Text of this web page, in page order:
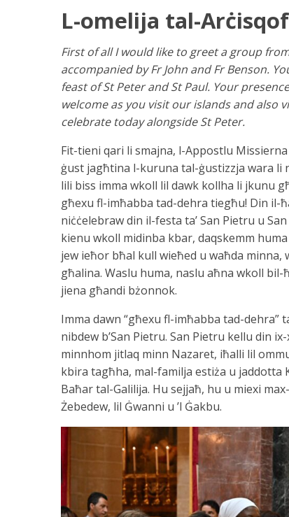
L-omelija tal-
First of all I would like to greet a group
accompanied by Fr John and Fr Benson.
feast of St Peter and St Paul. Your
welcome as you visit our islands and also
celebrate today alongside St Peter.
Fit-tieni qari li smajna, l-Appostlu
ġust jagħtina l-kuruna tal-ġustizzja wara li
lili biss imma wkoll lil dawk kollha li jkunu
għexu fl-imħabba tad-dehra tiegħu! Din
niċċelebraw din il-festa ta’ San Pietru u
kienu wkoll midinba kbar, daqskemm
jew ieħor bħal kull wieħed u waħda minna,
għalina. Waslu huma, naslu aħna wkoll
jiena għandi bżonnok.
Imma dawn “għexu fl-imħabba tad-dehra”
nibdew b’San Pietru. San Pietru kellu din
minnhom jitlaq minn Nazaret, iħalli lil
kbira tagħha, mal-familja estiża u jaddotta
Baħar tal-Galilija. Hu sejjaħ, hu u miexi
Żebedew, lil Ġwanni u ’l Ġakbu.